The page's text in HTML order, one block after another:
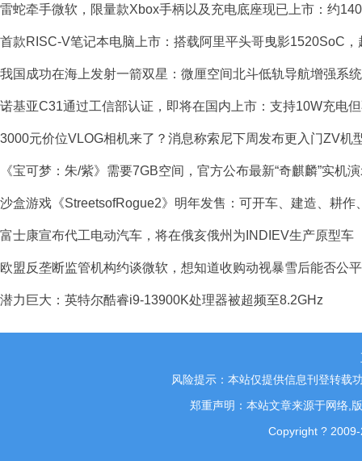
雷蛇牵手微软，限量款Xbox手柄以及充电底座现已上市：约
首款RISC-V笔记本电脑上市：搭载阿里平头哥曳影1520SoC，
我国成功在海上发射一箭双星：微厘空间北斗低轨导航增强系
诺基亚C31通过工信部认证，即将在国内上市：支持10W充电
3000元价位VLOG相机来了？消息称索尼下周发布更入门ZV机
《宝可梦：朱/紫》需要7GB空间，官方公布最新“奇麒麟”实机
沙盒游戏《StreetsofRogue2》明年发售：可开车、建造、耕作
富士康宣布代工电动汽车，将在俄亥俄州为INDIEV生产原型车
欧盟反垄断监管机构约谈微软，想知道收购动视暴雪后能否公
潜力巨大：英特尔酷睿i9-13900K处理器被超频至8.2GHz
风险提示：本站仅提供信息刊登转载
郑重声明：本站文章来源于网络,
Copyright ? 2009-